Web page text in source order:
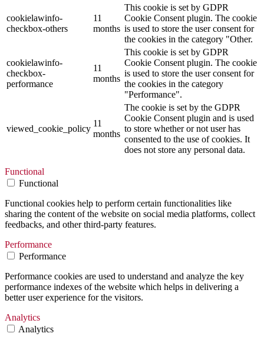
cookielawinfo-
checkbox-others
11
months
This cookie is set by GDPR
Cookie Consent plugin. The cookie
is used to store the user consent for
the cookies in the category "Other.
cookielawinfo-
checkbox-
performance
11
months
This cookie is set by GDPR
Cookie Consent plugin. The cookie
is used to store the user consent for
the cookies in the category
"Performance".
viewed_cookie_policy
11
months
The cookie is set by the GDPR
Cookie Consent plugin and is used
to store whether or not user has
consented to the use of cookies. It
does not store any personal data.
Functional
Functional
Functional cookies help to perform certain functionalities like
sharing the content of the website on social media platforms, collect
feedbacks, and other third-party features.
Performance
Performance
Performance cookies are used to understand and analyze the key
performance indexes of the website which helps in delivering a
better user experience for the visitors.
Analytics
Analytics